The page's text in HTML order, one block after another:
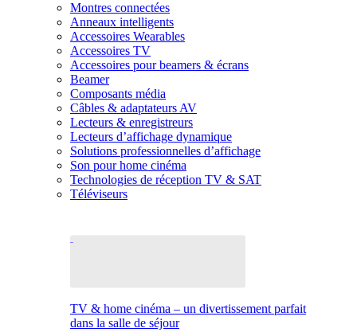
Montres connectées
Anneaux intelligents
Accessoires Wearables
Accessoires TV
Accessoires pour beamers & écrans
Beamer
Composants média
Câbles & adaptateurs AV
Lecteurs & enregistreurs
Lecteurs d’affichage dynamique
Solutions professionnelles d’affichage
Son pour home cinéma
Technologies de réception TV & SAT
Téléviseurs
TV & home cinéma – un divertissement parfait
dans la salle de séjour